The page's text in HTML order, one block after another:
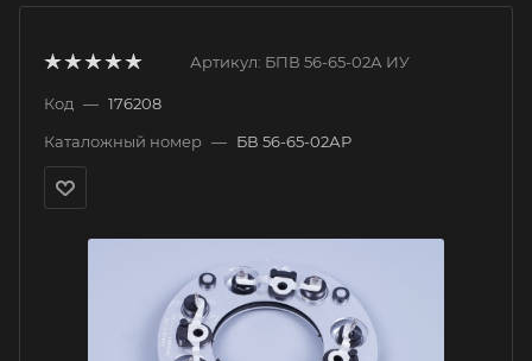
Артикул: БПВ 56-65-02А ИУ
Код — 176208
Каталожный номер — БВ 56-65-02АР